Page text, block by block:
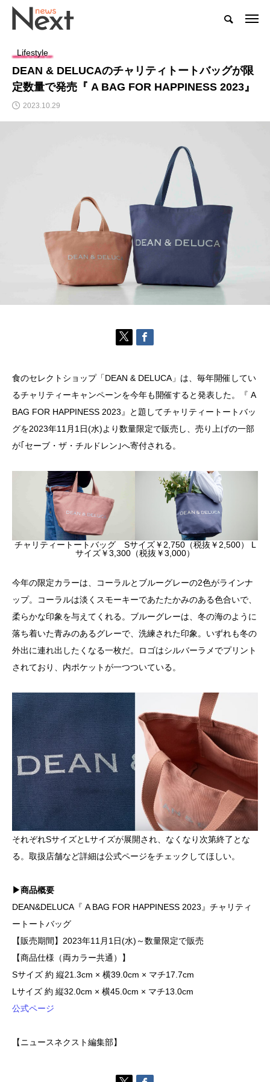
Lifestyle
DEAN & DELUCAのチャリティトートバッグが限
定数量で発売『 A BAG FOR HAPPINESS 2023』
2023.10.29
食のセレクトショップ「DEAN & DELUCA」は、毎年開催してい
るチャリティーキャンペーンを今年も開催すると発表した。『 A
BAG FOR HAPPINESS 2023』と題してチャリティートートバッ
グを2023年11月1日(水)より数量限定で販売し、売り上げの一部
が｢セーブ・ザ・チルドレン｣へ寄付される。
チャリティートートバッグ Sサイズ￥2,750（税抜￥2,500） L
サイズ￥3,300（税抜￥3,000）
今年の限定カラーは、コーラルとブルーグレーの2色がラインナ
ップ。コーラルは淡くスモーキーであたたかみのある色合いで、
柔らかな印象を与えてくれる。ブルーグレーは、冬の海のように
落ち着いた青みのあるグレーで、洗練された印象。いずれも冬の
外出に連れ出したくなる一枚だ。ロゴはシルバーラメでプリント
されており、内ポケットが一つついている。
それぞれSサイズとLサイズが展開され、なくなり次第終了とな
る。取扱店舗など詳細は公式ページをチェックしてほしい。
▶商品概要
DEAN&DELUCA『 A BAG FOR HAPPINESS 2023』チャリティ
ートートバッグ
【販売期間】2023年11月1日(水)～数量限定で販売
【商品仕様（両カラー共通）】
Sサイズ 約 縦21.3cm × 横39.0cm × マチ17.7cm
Lサイズ 約 縦32.0cm × 横45.0cm × マチ13.0cm
公式ページ
【ニュースネクスト編集部】